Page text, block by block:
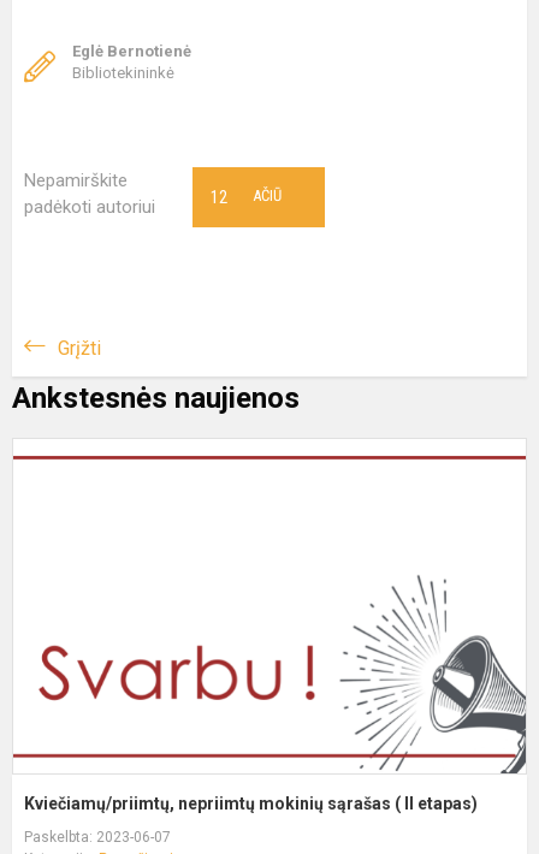
Eglė Bernotienė
Bibliotekininkė
Nepamirškite
padėkoti autoriui
AČIŪ
12
Grįžti
Ankstesnės naujienos
Kviečiamų/priimtų, nepriimtų mokinių sąrašas ( II etapas)
Paskelbta: 2023-06-07